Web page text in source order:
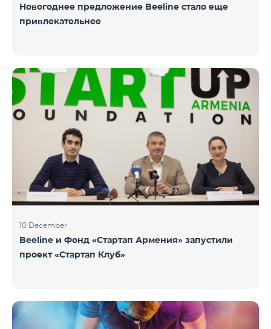
Новогоднее предложение Beeline стало еще
привлекательнее
10 December
Beeline и Фонд «Стартап Армения» запустили
проект «Стартап Клуб»